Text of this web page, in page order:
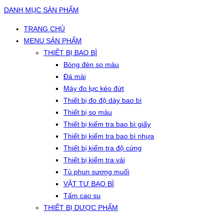
DANH MỤC SẢN PHẨM
TRANG CHỦ
MENU SẢN PHẨM
THIẾT BỊ BAO BÌ
Bóng đèn so màu
Đá mài
Máy đo lực kéo đứt
Thiết bị đo độ dày bao bì
Thiết bị so màu
Thiết bị kiểm tra bao bì giấy
Thiết bị kiểm tra bao bì nhựa
Thiết bị kiểm tra độ cứng
Thiết bị kiểm tra vải
Tủ phun sương muối
VẬT TƯ BAO BÌ
Tấm cao su
THIẾT BỊ DƯỢC PHẨM